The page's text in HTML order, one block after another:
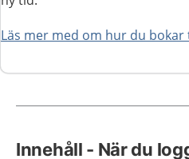
Läs mer med om hur du bokar
Innehåll - När du